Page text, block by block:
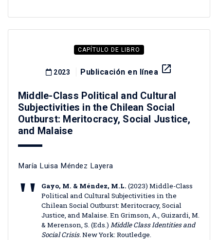
CAPÍTULO DE LIBRO
2023 Publicación en línea launch
Middle-Class Political and Cultural
Subjectivities in the Chilean Social
Outburst: Meritocracy, Social Justice,
and Malaise
María Luisa Méndez Layera
Gayo, M. & Méndez, M.L. (2023) Middle-Class
Political and Cultural Subjectivities in the
Chilean Social Outburst: Meritocracy, Social
Justice, and Malaise. En Grimson, A., Guizardi, M.
& Merenson, S. (Eds.) Middle Class Identities and
Social Crisis.New York: Routledge.